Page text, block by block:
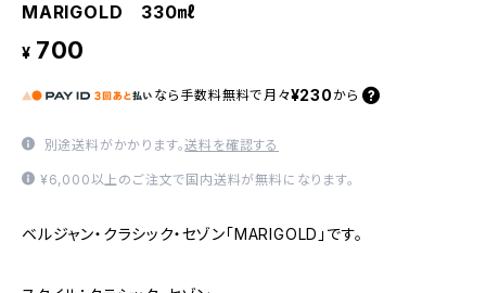
MARIGOLD 330㎖
¥ 700
なら 手数料無料で 月々¥230 から
別途送料がかかります。送料を確認する
¥6,000以上のご注文で国内送料が無料になります。
ベルジャン・クラシック・セゾン「MARIGOLD」です。